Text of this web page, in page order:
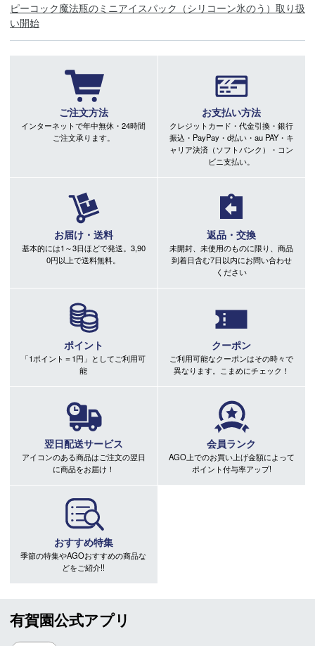
ピーコック魔法瓶のミニアイスパック（シリコーン氷のう）取り扱
い開始
ご注文方法
インターネットで年中無休・24時間
ご注文承ります。
お支払い方法
クレジットカード・代金引換・銀行
振込・PayPay・d払い・au PAY・キ
ャリア決済（ソフトバンク）・コン
ビニ支払い。
お届け・送料
基本的には1～3日ほどで発送。3,90
0円以上で送料無料。
返品・交換
未開封、未使用のものに限り、商品
到着日含む7日以内にお問い合わせ
ください
ポイント
「1ポイント＝1円」としてご利用可
能
クーポン
ご利用可能なクーポンはその時々で
異なります。こまめにチェック！
翌日配送サービス
アイコンのある商品はご注文の翌日
に商品をお届け！
会員ランク
AGO上でのお買い上げ金額によって
ポイント付与率アップ!
おすすめ特集
季節の特集やAGOおすすめの商品な
どをご紹介!!
有賀園公式アプリ